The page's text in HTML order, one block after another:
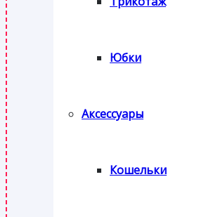
Юбки
Аксессуары
Кошельки